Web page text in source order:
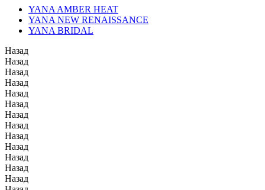
YANA AMBER HEAT
YANA NEW RENAISSANCE
YANA BRIDAL
Назад
Назад
Назад
Назад
Назад
Назад
Назад
Назад
Назад
Назад
Назад
Назад
Назад